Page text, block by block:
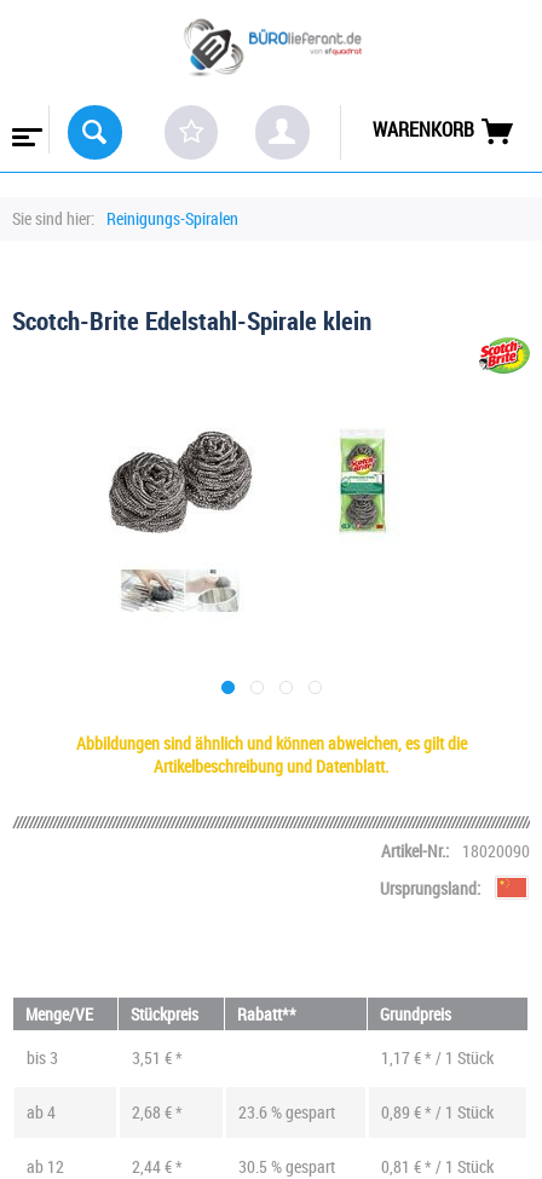
WARENKORB
Sie sind hier: Reinigungs-Spiralen
Scotch-Brite Edelstahl-Spirale klein
Abbildungen sind ähnlich und können abweichen, es gilt die
Artikelbeschreibung und Datenblatt.
Artikel-Nr.:
18020090
Ursprungsland:
Menge/VE Stückpreis Rabatt**
Grundpreis
bis 3 3,51 € * 1,17 € * / 1 Stück
ab4 2,68 € * 23.6 % gespart 0,89 € * / 1 Stück
ab 12 2,44 € * 30.5 % gespart
0,81 € * / 1 Stück